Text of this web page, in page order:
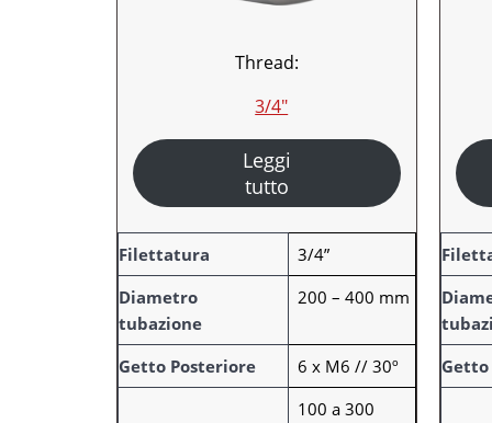
Thread:
3/4″
Leggi
tutto
A
t
t
r
i
b
V
a
l
Filettatura
3/4”
Diametro
tubazione
200 – 400 mm
Getto Posteriore 6 x M6 // 30º
100 a 300
A
t
t
r
i
b
V
a
l